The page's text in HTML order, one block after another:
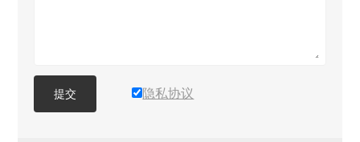
提交 隐私协议